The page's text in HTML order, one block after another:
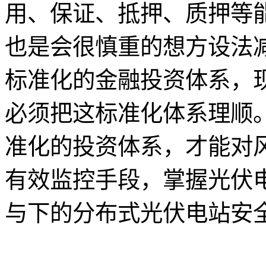
用、保证、抵押、质押等
也是会很慎重的想方设法
标准化的金融投资体系，
必须把这标准化体系理顺
准化的投资体系，才能对
有效监控手段，掌握光伏
与下的分布式光伏电站安